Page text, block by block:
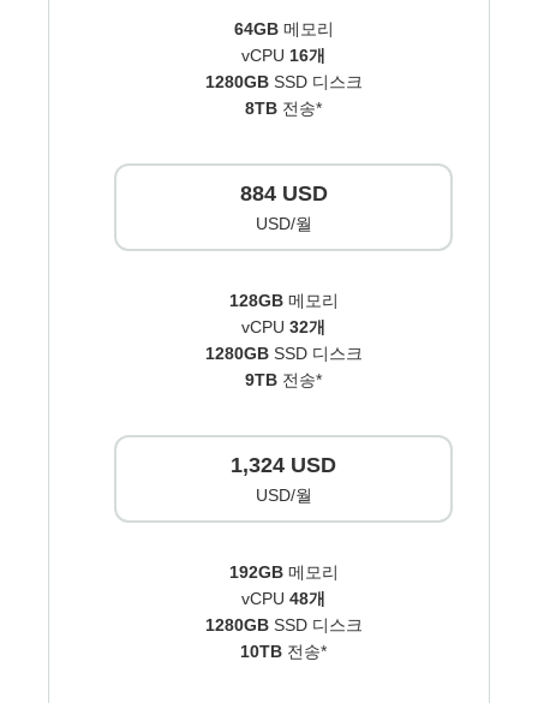
64GB메모리
vCPU 16개
1280GBSSD 디스크
8TB 전송*
884 USD
USD/월
128GB 메모리
vCPU 32개
1280GBSSD 디스크
9TB 전송*
1,324 USD
USD/월
192GB 메모리
vCPU 48개
1280GBSSD 디스크
10TB 전송*